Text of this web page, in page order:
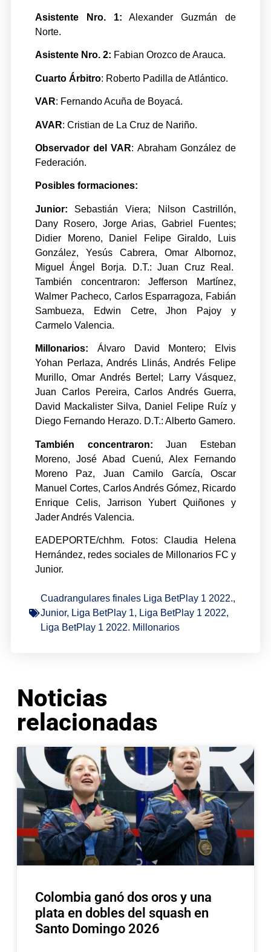
Asistente Nro. 1: Alexander Guzmán de
Norte.
Asistente Nro. 2: Fabian Orozco de Arauca.
Cuarto Árbitro: Roberto Padilla de Atlántico.
VAR: Fernando Acuña de Boyacá.
AVAR: Cristian de La Cruz de Nariño.
Observador del VAR: Abraham González de
Federación.
Posibles formaciones:
Junior: Sebastián Viera; Nilson Castrillón,
Dany Rosero, Jorge Arias, Gabriel Fuentes;
Didier Moreno, Daniel Felipe Giraldo, Luis
González, Yesús Cabrera, Omar Albornoz,
Miguel Ángel Borja. D.T.: Juan Cruz Real.
También concentraron: Jefferson Martínez,
Walmer Pacheco, Carlos Esparragoza, Fabián
Sambueza, Edwin Cetre, Jhon Pajoy y
Carmelo Valencia.
Millonarios: Álvaro David Montero; Elvis
Yohan Perlaza, Andrés Llinás, Andrés Felipe
Murillo, Omar Andrés Bertel; Larry Vásquez,
Juan Carlos Pereira, Carlos Andrés Guerra,
David Mackalister Silva, Daniel Felipe Ruíz y
Diego Fernando Herazo. D.T.: Alberto Gamero.
También concentraron:Juan Esteban
Moreno, José Abad Cuenú, Alex Fernando
Moreno Paz, Juan Camilo García, Oscar
Manuel Cortes, Carlos Andrés Gómez, Ricardo
Enrique Celis, Jarrison Yubert Quiñones y
Jader Andrés Valencia.
EADEPORTE/chhm. Fotos: Claudia Helena
Hernández, redes sociales de Millonarios FC y
Junior.
Cuadrangulares finales Liga BetPlay 1 2022.,
Junior, Liga BetPlay 1, Liga BetPlay 1 2022,
Liga BetPlay 1 2022. Millonarios
Noticias
relacionadas
Colombia ganó dos oros y una
plata en dobles del squash en
Santo Domingo 2026